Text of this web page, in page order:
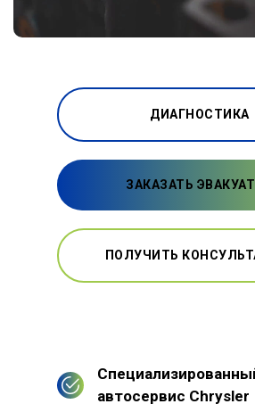
ДИАГНОСТИКА
ЗАКАЗАТЬ
ПОЛУЧИТЬ
автосервис Chrysler